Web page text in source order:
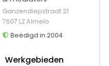
Ganzendiepstraat 21
7607 LZ Almelo
Beëdigd in 2004
Werkgebieden